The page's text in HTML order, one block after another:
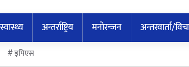
स्वास्थ्य अन्तर्राष्ट्रिय मनोरन्जन अन्तरवार्ता/
इपिएस